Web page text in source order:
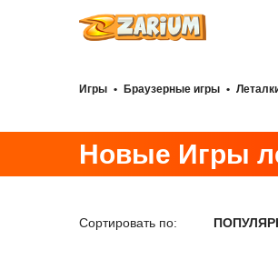
Игры • Браузерные игры •
Новые Игры
Сортировать по: